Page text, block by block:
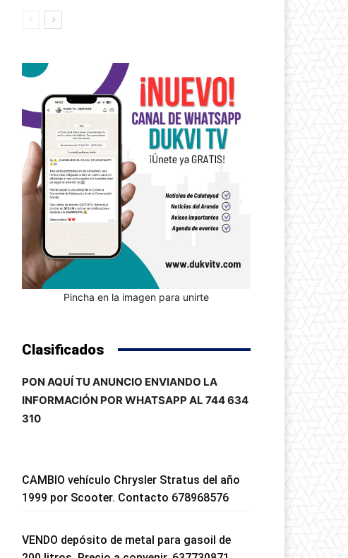
Pincha en la imagen para unirte
Clasificados
PON AQUÍ TU ANUNCIO ENVIANDO LA
INFORMACIÓN POR WHATSAPP AL 744 634
310
CAMBIO vehículo Chrysler Stratus del año
1999 por Scooter. Contacto 678968576
VENDO depósito de metal para gasoil de